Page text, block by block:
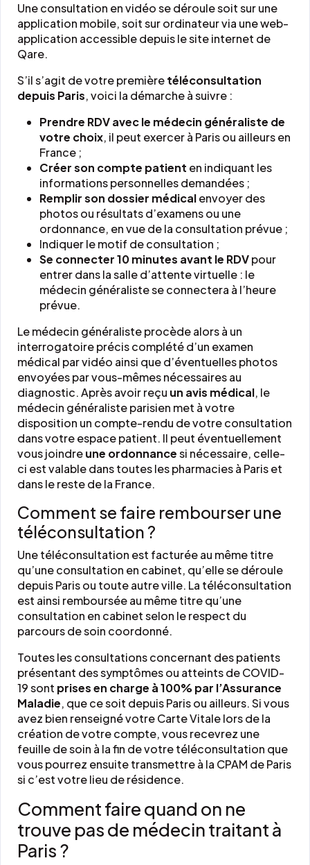
Une consultation en vidéo se déroule soit sur une
application mobile, soit sur ordinateur via une web-
application accessible depuis le site internet de
Qare.
S’il s’agit de votre premièretéléconsultation
depuis Paris, voici la démarche à suivre :
Prendre RDV avec le médecin généraliste de
votre choix, il peut exercer à Paris ou ailleurs en
France ;
Créer son compte patient en indiquant les
informations personnelles demandées ;
Remplir son dossier médicalenvoyer des
photos ou résultats d’examens ou une
ordonnance, en vue de la consultation prévue ;
Indiquer le motif de consultation ;
Se connecter 10 minutes avant le RDVpour
entrer dans la salle d’attente virtuelle : le
médecin généraliste se connectera à l’heure
prévue.
Le médecin généraliste procède alors à un
interrogatoire précis complété d’un examen
médical par vidéo ainsi que d’éventuelles photos
envoyées par vous-mêmes nécessaires au
diagnostic. Après avoir reçu un avis médical, le
médecin généraliste parisien met à votre
disposition un compte-rendu de votre consultation
dans votre espace patient. Il peut éventuellement
vous joindreune ordonnancesi nécessaire, celle-
ci est valable dans toutes les pharmacies à Paris et
dans le reste de la France.
Comment se faire rembourser une
téléconsultation ?
Une téléconsultation est facturée au même titre
qu’une consultation en cabinet, qu’elle se déroule
depuis Paris ou toute autre ville. La téléconsultation
est ainsi remboursée au même titre qu’une
consultation en cabinet selon le respect du
parcours de soin coordonné.
Toutes les consultations concernant des patients
présentant des symptômes ou atteints de COVID-
19 sont prises en charge à 100% par l’Assurance
Maladie, que ce soit depuis Paris ou ailleurs. Si vous
avez bien renseigné votre Carte Vitale lors de la
création de votre compte, vous recevrez une
feuille de soin à la fin de votre téléconsultation que
vous pourrez ensuite transmettre à la CPAM de Paris
si c’est votre lieu de résidence.
Comment faire quand on ne
trouve pas de médecin traitant à
Paris ?